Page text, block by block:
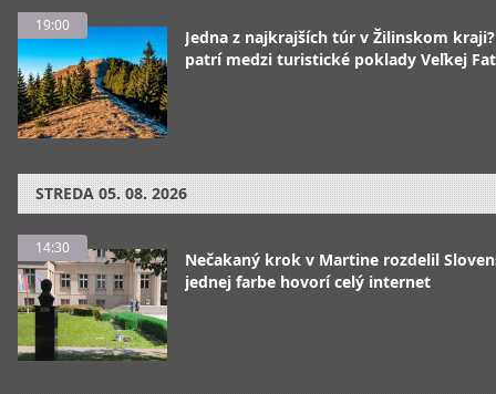
19:00
Jedna z najkrajších túr v Žilinskom
patrí medzi turistické poklady Veľkej
STREDA 05. 08. 2026
14:30
Nečakaný krok v Martine rozdelil
jednej farbe hovorí celý internet